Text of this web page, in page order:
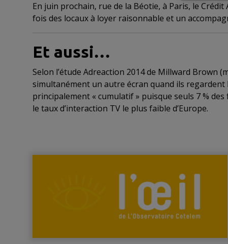
En juin prochain, rue de la Béotie, à Paris, le
fois des locaux à loyer raisonnable et un
Et aussi…
Selon l’étude Adreaction 2014 de Millward Brown
simultanément un autre écran quand ils
principalement « cumulatif » puisque seuls 7 %
le taux d’interaction TV le plus faible d’Europe.